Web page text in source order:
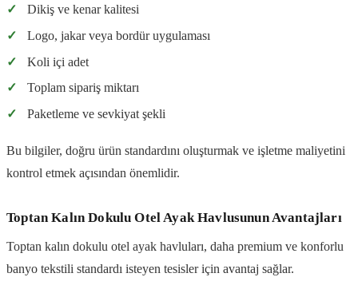
✓
Dikiş ve kenar kalitesi
✓
Logo, jakar veya bordür uygulaması
✓
Koli içi adet
✓
Toplam sipariş miktarı
✓
Paketleme ve sevkiyat şekli
Bu bilgiler, doğru ürün standardını oluşturmak ve işletme maliyetini
kontrol etmek açısından önemlidir.
Toptan Kalın Dokulu Otel Ayak Havlusunun Avantajları
Toptan kalın dokulu otel ayak havluları, daha premium ve konforlu
banyo tekstili standardı isteyen tesisler için avantaj sağlar.